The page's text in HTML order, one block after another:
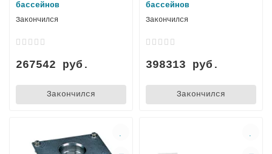
бассейнов
Закончился
267542 руб.
Закончился
бассейнов
Закончился
398313 руб.
Закончился